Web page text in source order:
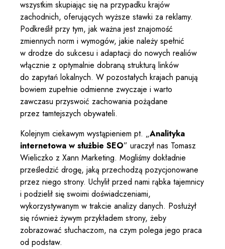
wszystkim skupiając się na przypadku krajów
zachodnich, oferujących wyższe stawki za reklamy.
Podkreślił przy tym, jak ważna jest znajomość
zmiennych norm i wymogów, jakie należy spełnić
w drodze do sukcesu i adaptacji do nowych realiów
włącznie z optymalnie dobraną strukturą linków
do zapytań lokalnych. W pozostałych krajach panują
bowiem zupełnie odmienne zwyczaje i warto
zawczasu przyswoić zachowania pożądane
przez tamtejszych obywateli.
Kolejnym ciekawym wystąpieniem pt. „Analityka
internetowa w służbie SEO” uraczył nas Tomasz
Wieliczko z Xann Marketing. Mogliśmy dokładnie
prześledzić drogę, jaką przechodzą pozycjonowane
przez niego strony. Uchylił przed nami rąbka tajemnicy
i podzielił się swoimi doświadczeniami,
wykorzystywanym w trakcie analizy danych. Posłużył
się również żywym przykładem strony, żeby
zobrazować słuchaczom, na czym polega jego praca
od podstaw.